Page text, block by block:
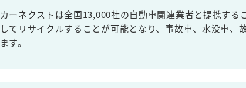
カーネクストは全国13,000社の自動車関連業者と提携す
してリサイクルすることが可能となり、事故車、水没車
ます。